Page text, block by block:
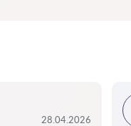
28.04.2026